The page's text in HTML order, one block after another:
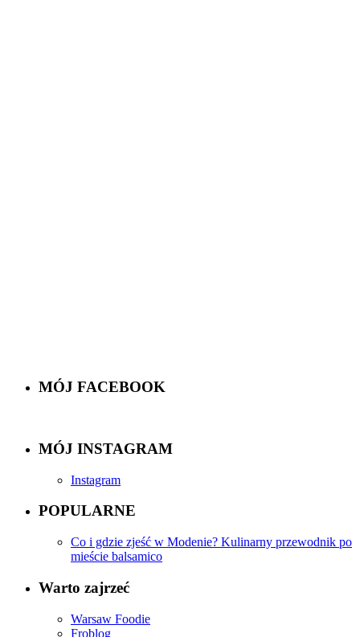
MÓJ FACEBOOK
MÓJ INSTAGRAM
Instagram
POPULARNE
Co i gdzie zjeść w Modenie? Kulinarny przewodnik po
mieście balsamico
Warto zajrzeć
Warsaw Foodie
Froblog